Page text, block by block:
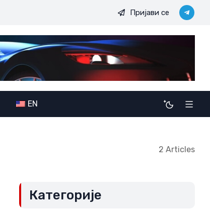
JDODC: Потенцијалне последице ширења
Пријави се
EN
2 Articles
Категорије